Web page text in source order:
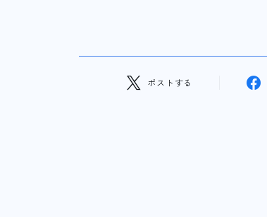
ポストする